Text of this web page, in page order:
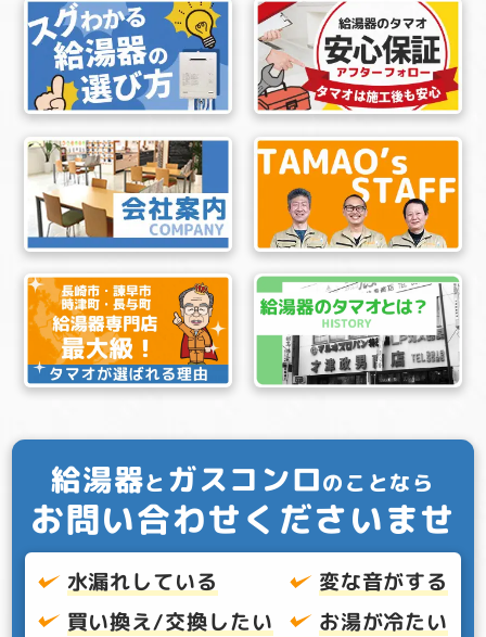
給湯器と ガスコンロのことなら
お問い合わせくださいませ
水漏れしている
変な音がする
買い換え/交換したい
お湯が冷たい